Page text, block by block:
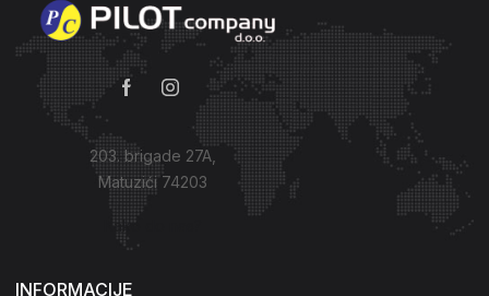
203. brigade 27A,
Matuzići 74203
Kako do nas?
INFORMACIJE